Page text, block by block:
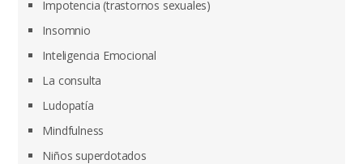
Impotencia (trastornos sexuales)
Insomnio
Inteligencia Emocional
La consulta
Ludopatía
Mindfulness
Niños superdotados